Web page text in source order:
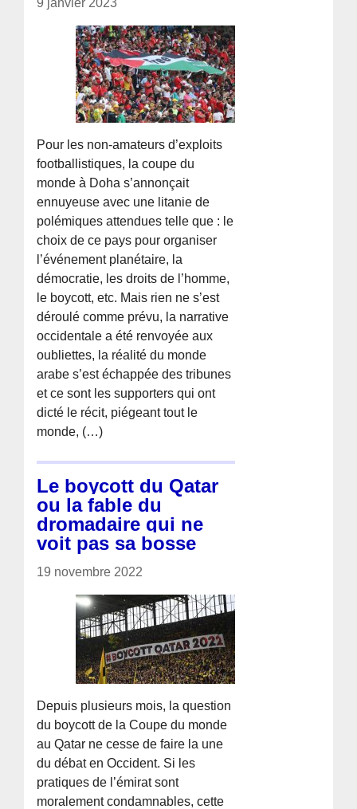
Pour les non-amateurs d’exploits
footballistiques, la coupe du
monde à Doha s’annonçait
ennuyeuse avec une litanie de
polémiques attendues telle que : le
choix de ce pays pour organiser
l’événement planétaire, la
démocratie, les droits de l’homme,
le boycott, etc. Mais rien ne s’est
déroulé comme prévu, la narrative
occidentale a été renvoyée aux
oubliettes, la réalité du monde
arabe s’est échappée des tribunes
et ce sont les supporters qui ont
dicté le récit, piégeant tout le
monde, (…)
Le boycott du Qatar
ou la fable du
dromadaire qui ne
voit pas sa bosse
19 novembre 2022
Depuis plusieurs mois, la question
du boycott de la Coupe du monde
au Qatar ne cesse de faire la une
du débat en Occident. Si les
pratiques de l’émirat sont
moralement condamnables, cette